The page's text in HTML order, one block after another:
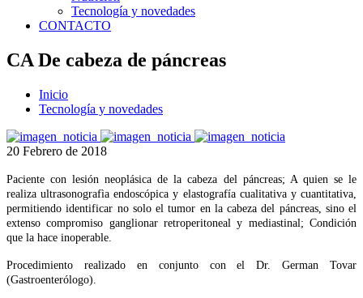
Tecnología y novedades
CONTACTO
CA De cabeza de páncreas
Inicio
Tecnología y novedades
20 Febrero de 2018
Paciente con lesión neoplásica de la cabeza del páncreas; A quien se le
realiza ultrasonografìa endoscópica y elastografía cualitativa y cuantitativa,
permitiendo identificar no solo el tumor en la cabeza del páncreas, sino el
extenso compromiso ganglionar retroperitoneal y mediastinal; Condición
que la hace inoperable.
Procedimiento realizado en conjunto con el Dr. German Tovar
(Gastroenterólogo).